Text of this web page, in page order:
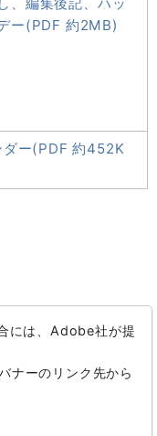
、編集後記、ハッ
ー(PDF 約2MB)
ダー(PDF 約452K
には、Adobe社が提
ナーのリンク先から